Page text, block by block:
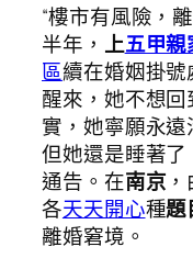
“樓市有風險，
半年， 上五甲親
區續在婚姻掛
醒來，她不想回
實，她寧願永遠
但她還是睡著
通告。在南京
各天天開心種題
離婚窘境。